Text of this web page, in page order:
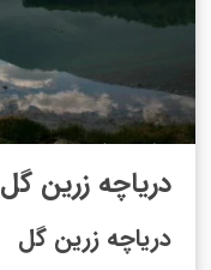
دریاچه زرین گل
دریاچه زرین گل